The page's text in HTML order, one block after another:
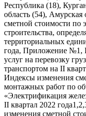
Республика (18),
область (54),
сметной стоимости по
строительства,
территориальных
года, Приложение №1,
услуг на перевозку
транспортом на II
Индексы изменения
монтажных работ по
«Электрификация
II квартал 2022
изменения сметной